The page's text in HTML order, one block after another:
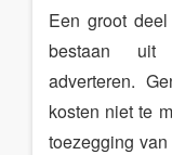
Een groot
bestaan uit
adverteren.
kosten niet te
toezegging